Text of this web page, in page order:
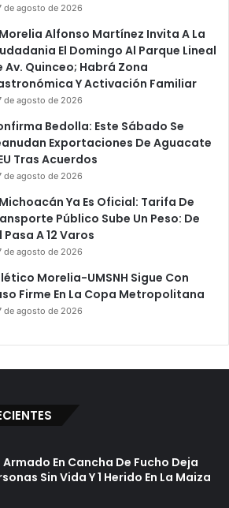
de agosto de 2026
Alfonso Martínez Invita A La
El Domingo Al Parque Lineal
Av. Quinceo; Habrá Zona
Y Activación Familiar
de agosto de 2026
Bedolla: Este Sábado Se
Exportaciones De Aguacate
Tras Acuerdos
de agosto de 2026
Ya Es Oficial: Tarifa De
Público Sube Un Peso: De
Pasa A 12 Varos
de agosto de 2026
Morelia-UMSNH Sigue Con
Firme En La Copa Metropolitana
de agosto de 2026
En Cancha De Fucho Deja
Sin Vida Y 1 Herido En La Maiza